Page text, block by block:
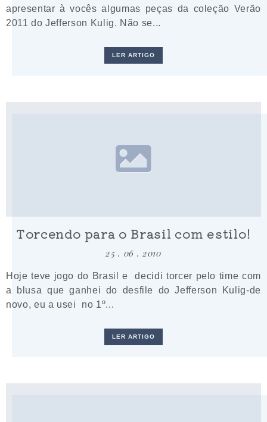
apresentar à vocês algumas peças da coleção Verão
2011 do Jefferson Kulig. Não se...
LER ARTIGO
Torcendo para o Brasil com estilo!
25 . 06 . 2010
Hoje teve jogo do Brasil e decidi torcer pelo time com
a blusa que ganhei do desfile do Jefferson Kulig-de
novo, eu a usei no 1º...
LER ARTIGO